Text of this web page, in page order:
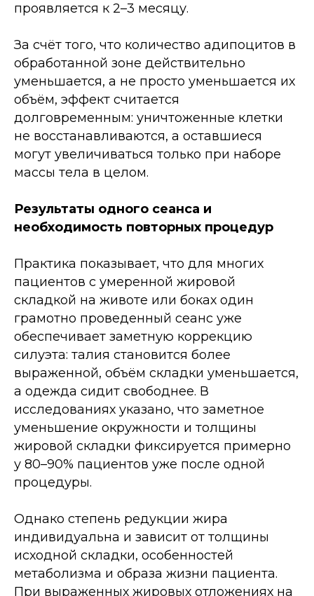
проявляется к 2–3 месяцу.
За счёт того, что количество адипоцитов в
обработанной зоне действительно
уменьшается, а не просто уменьшается их
объём, эффект считается
долговременным: уничтоженные клетки
не восстанавливаются, а оставшиеся
могут увеличиваться только при наборе
массы тела в целом.
Результаты одного сеанса и
необходимость повторных процедур
Практика показывает, что для многих
пациентов с умеренной жировой
складкой на животе или боках один
грамотно проведенный сеанс уже
обеспечивает заметную коррекцию
силуэта: талия становится более
выраженной, объём складки уменьшается,
а одежда сидит свободнее. В
исследованиях указано, что заметное
уменьшение окружности и толщины
жировой складки фиксируется примерно
у 80–90% пациентов уже после одной
процедуры.
Однако степень редукции жира
индивидуальна и зависит от толщины
исходной складки, особенностей
метаболизма и образа жизни пациента.
При выраженных жировых отложениях на